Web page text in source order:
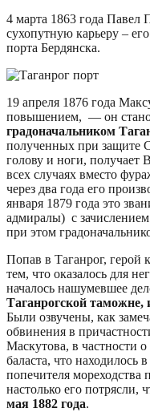
4 марта 1863 года Павел
сухопутную карьеру –
порта Бердянска.
19 апреля 1876 года
повышением, — он
градоначальником
полученных при защите
голову и ноги, получает
всех случаях вместо
через два года его
января 1879 года это
адмиралы) с
при этом
Попав в Таганрог, герой
тем, что оказалось для
началось нашумевшее
Таганрогской таможне,
Были озвучены, как
обвинения в
Маскутова, в частности
баласта, что находилось
попечителя
настолько его потрясли,
мая 1882 года.